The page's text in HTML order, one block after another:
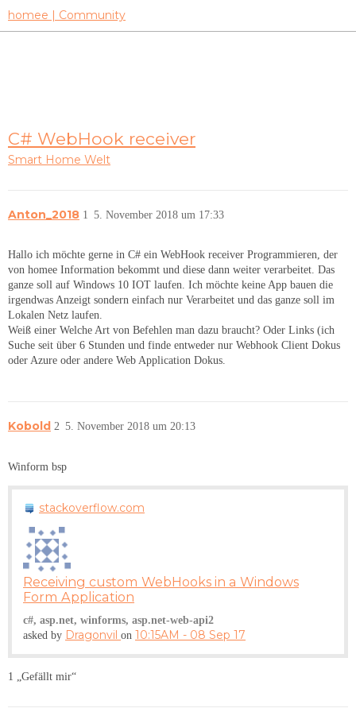
homee | Community
C# WebHook receiver
Smart Home Welt
Anton_2018 5. November 2018 um 17:33
1
Hallo ich möchte gerne in C# ein WebHook receiver Programmieren, der
von homee Information bekommt und diese dann weiter verarbeitet. Das
ganze soll auf Windows 10 IOT laufen. Ich möchte keine App bauen die
irgendwas Anzeigt sondern einfach nur Verarbeitet und das ganze soll im
Lokalen Netz laufen.
Weiß einer Welche Art von Befehlen man dazu braucht? Oder Links (ich
Suche seit über 6 Stunden und finde entweder nur Webhook Client Dokus
oder Azure oder andere Web Application Dokus.
Kobold 5. November 2018 um 20:13
2
Winform bsp
stackoverflow.com
Receiving custom WebHooks in a Windows
Form Application
c#, asp.net, winforms, asp.net-web-api2
asked by Dragonvil on 10:15AM - 08 Sep 17
1 „Gefällt mir“